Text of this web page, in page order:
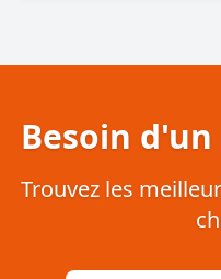
Besoin
Trouvez les